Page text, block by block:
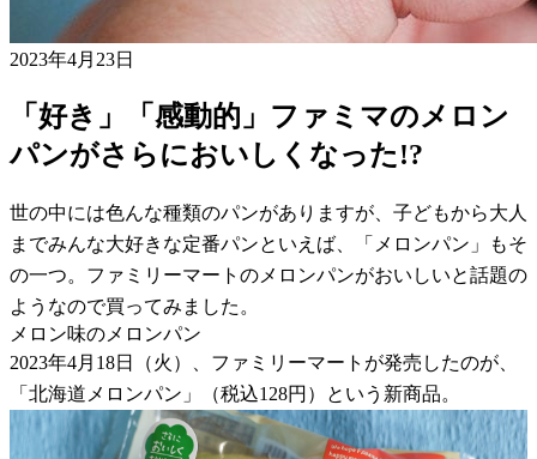
2023年4月23日
「好き」「感動的」ファミマのメロン
パンがさらにおいしくなった!?
世の中には色んな種類のパンがありますが、子どもから大人
までみんな大好きな定番パンといえば、「メロンパン」もそ
の一つ。ファミリーマートのメロンパンがおいしいと話題の
ようなので買ってみました。
メロン味のメロンパン
2023年4月18日（火）、ファミリーマートが発売したのが、
「北海道メロンパン」（税込128円）という新商品。